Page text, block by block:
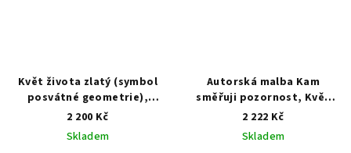
Květ života zlatý (symbol
posvátné geometrie),
vesmír - autorská malba
Originální malba - symbol
posvátné geometrie
2 200 Kč
Skladem
Autorská malba Kam
směřuji pozornost, Květ
života (posvátná
geometrie)
malba - symbol posvátné
2 222 Kč
Skladem